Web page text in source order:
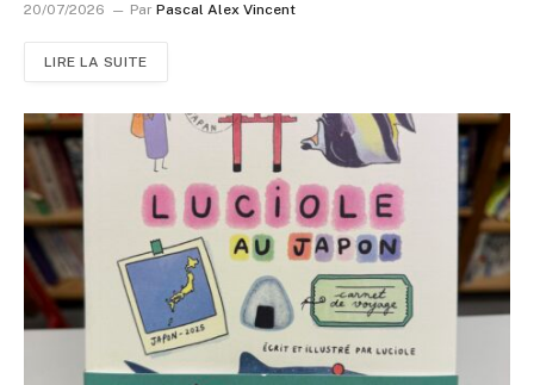
20/07/2026 Par Pascal Alex Vincent
LIRE LA SUITE